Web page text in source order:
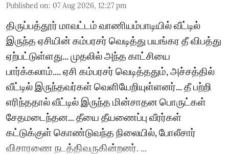
Published on: 07 Aug 2026, 12:27 pm
திருப்பத்தூர் மாவட்டம் வாணியம்பாடியில் வீட்டில்
இருந்த ஏசியின் கம்பரசர் வெடித்து பயங்கர தீ விபத்து
ஏற்பட்டுள்ளது... முதலில் அந்த காட்சியை
பார்க்கலாம்.... ஏசி கம்பரசர் வெடித்ததும், அச்சத்தில்
வீட்டில் இருந்தவர்கள் வெளியேறியுள்ளனர்... தீ பற்றி
எரிந்ததால் வீட்டில் இருந்த மின்சாதன பொருட்கள்
சேதமடைந்தன... தீயை தீயணைப்பு வீரர்கள்
கட்டுக்குள் கொண்டுவந்த நிலையில், போலீசார்
விசாரணை நடத்திவருகின்றனர். ...